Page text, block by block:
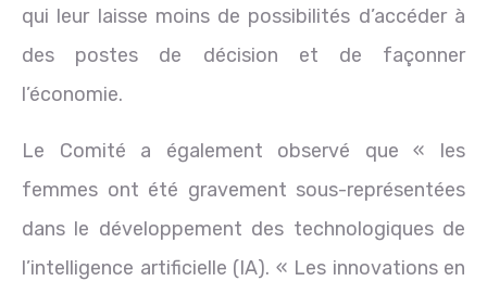
qui leur laisse moins de possibilités d’accéder à
des postes de décision et de façonner
l’économie.
Le Comité a également observé que « les
femmes ont été gravement sous-représentées
dans le développement des technologiques de
l’intelligence artificielle (IA). « Les innovations en